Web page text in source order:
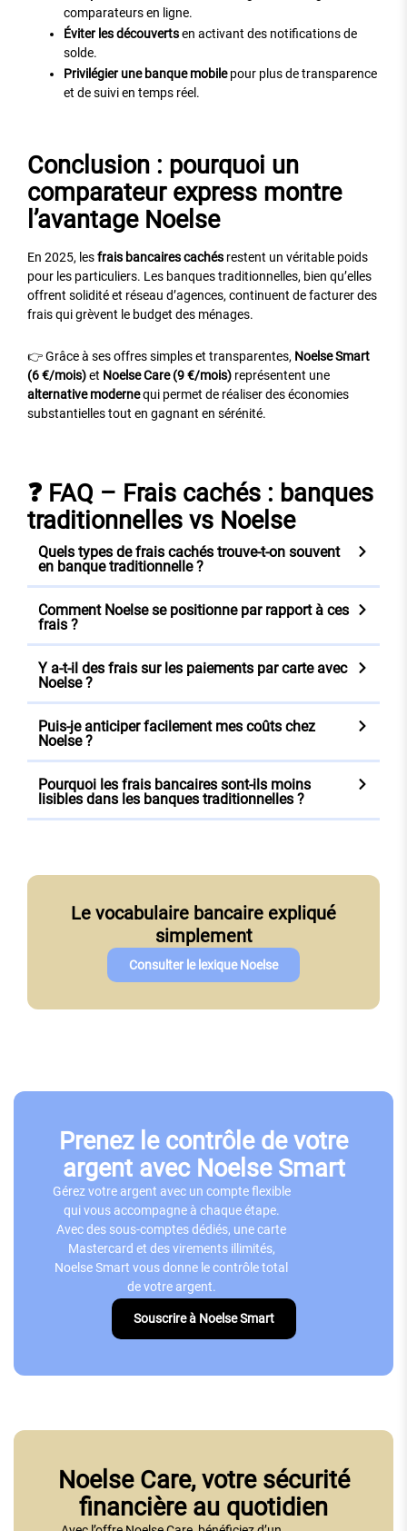
comparateurs en ligne.
Éviter les découvertsen activant des notifications de
solde.
Privilégier une banque mobilepour plus de transparence
et de suivi en temps réel.
Conclusion : pourquoi un
comparateur express montre
l’avantage Noelse
En 2025, lesfrais bancaires cachés restent un véritable poids
pour les particuliers. Les banques traditionnelles, bien qu’elles
offrent solidité et réseau d’agences, continuent de facturer des
frais qui grèvent le budget des ménages.
👉 Grâce à ses offres simples et transparentes, Noelse Smart
(6 €/mois)et Noelse Care (9 €/mois) représentent une
alternative modernequi permet de réaliser des économies
substantielles tout en gagnant en sérénité.
❓ FAQ – Frais cachés : banques
traditionnelles vs Noelse
Quels types de frais cachés trouve-t-on souvent
en banque traditionnelle ?
Comment Noelse se positionne par rapport à ces
frais ?
Y a-t-il des frais sur les paiements par carte avec
Noelse ?
Puis-je anticiper facilement mes coûts chez
Noelse ?
Pourquoi les frais bancaires sont-ils moins
lisibles dans les banques traditionnelles ?
Le vocabulaire bancaire expliqué
simplement
Consulter le lexique Noelse
Prenez le contrôle de votre
argent avec Noelse Smart
Gérez votre argent avec un compte flexible
qui vous accompagne à chaque étape.
Avec des sous-comptes dédiés, une carte
Mastercard et des virements illimités,
Noelse Smart vous donne le contrôle total
de votre argent.
Souscrire à Noelse Smart
Noelse Care, votre sécurité
financière au quotidien